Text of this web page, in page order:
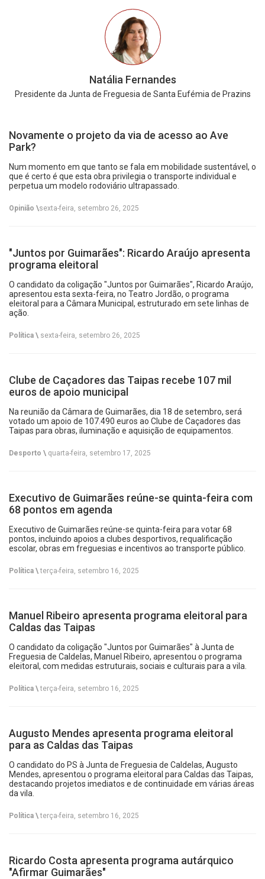
Natália Fernandes
Presidente da Junta de Freguesia de Santa Eufémia de Prazins
Novamente o projeto da via de acesso ao Ave
Park?
Num momento em que tanto se fala em mobilidade sustentável, o
que é certo é que esta obra privilegia o transporte individual e
perpetua um modelo rodoviário ultrapassado.
Opinião \sexta-feira, setembro 26, 2025
"Juntos por Guimarães": Ricardo Araújo apresenta
programa eleitoral
O candidato da coligação "Juntos por Guimarães", Ricardo Araújo,
apresentou esta sexta-feira, no Teatro Jordão, o programa
eleitoral para a Câmara Municipal, estruturado em sete linhas de
ação.
Política \ sexta-feira, setembro 26, 2025
Clube de Caçadores das Taipas recebe 107 mil
euros de apoio municipal
Na reunião da Câmara de Guimarães, dia 18 de setembro, será
votado um apoio de 107.490 euros ao Clube de Caçadores das
Taipas para obras, iluminação e aquisição de equipamentos.
Desporto \ quarta-feira, setembro 17, 2025
Executivo de Guimarães reúne-se quinta-feira com
68 pontos em agenda
Executivo de Guimarães reúne-se quinta-feira para votar 68
pontos, incluindo apoios a clubes desportivos, requalificação
escolar, obras em freguesias e incentivos ao transporte público.
Política \terça-feira, setembro 16, 2025
Manuel Ribeiro apresenta programa eleitoral para
Caldas das Taipas
O candidato da coligação "Juntos por Guimarães" à Junta de
Freguesia de Caldelas, Manuel Ribeiro, apresentou o programa
eleitoral, com medidas estruturais, sociais e culturais para a vila.
Política \terça-feira, setembro 16, 2025
Augusto Mendes apresenta programa eleitoral
para as Caldas das Taipas
O candidato do PS à Junta de Freguesia de Caldelas, Augusto
Mendes, apresentou o programa eleitoral para Caldas das Taipas,
destacando projetos imediatos e de continuidade em várias áreas
da vila.
Política \terça-feira, setembro 16, 2025
Ricardo Costa apresenta programa autárquico
"Afirmar Guimarães"